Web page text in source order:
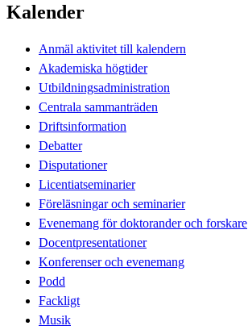
Kalender
Anmäl aktivitet till kalendern
Akademiska högtider
Utbildningsadministration
Centrala sammanträden
Driftsinformation
Debatter
Disputationer
Licentiatseminarier
Föreläsningar och seminarier
Evenemang för doktorander och forskare
Docentpresentationer
Konferenser och evenemang
Podd
Fackligt
Musik